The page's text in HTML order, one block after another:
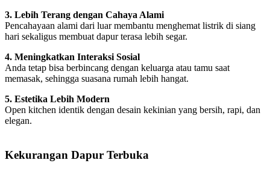
3. Lebih Terang dengan Cahaya Alami
Pencahayaan alami dari luar membantu menghemat listrik di siang
hari sekaligus membuat dapur terasa lebih segar.
4. Meningkatkan Interaksi Sosial
Anda tetap bisa berbincang dengan keluarga atau tamu saat
memasak, sehingga suasana rumah lebih hangat.
5. Estetika Lebih Modern
Open kitchen identik dengan desain kekinian yang bersih, rapi, dan
elegan.
Kekurangan Dapur Terbuka